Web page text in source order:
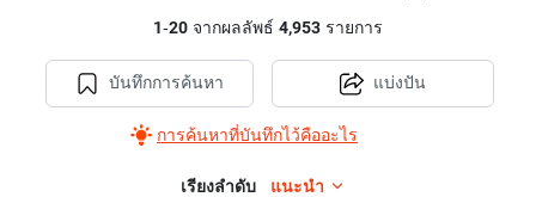
1-20 จากผลลัพธ์ 4,953 รายการ
บันทึกการค้นหา
การค้นหาที่บันทึกไว้คืออะไร
แบ่งปัน
เรียงลำดับ แนะนำ